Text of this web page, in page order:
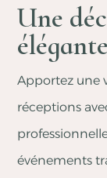
Une
Apportez une
réceptions
événements